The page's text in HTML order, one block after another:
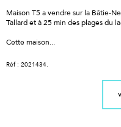
Maison T5 a vendre sur la Bâtie-
Tallard et à 25 min des plages du
Cette maison...
Réf : 2021434.